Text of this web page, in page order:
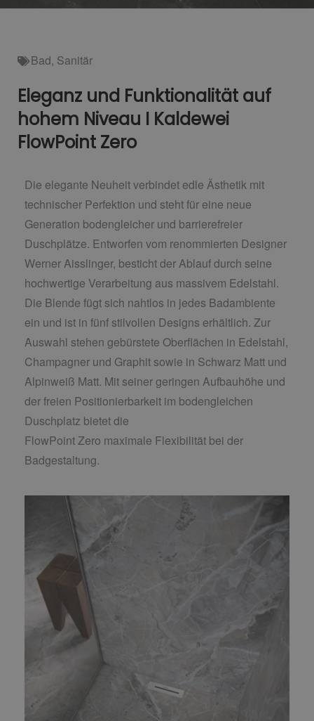
Bad, Sanitär
Eleganz und Funktionalität auf
hohem Niveau I Kaldewei
FlowPoint Zero
Die elegante Neuheit verbindet edle Ästhetik mit
technischer Perfektion und steht für eine neue
Generation bodengleicher und barrierefreier
Duschplätze. Entworfen vom renommierten Designer
Werner Aisslinger, besticht der Ablauf durch seine
hochwertige Verarbeitung aus massivem Edelstahl.
Die Blende fügt sich nahtlos in jedes Badambiente
ein und ist in fünf stilvollen Designs erhältlich. Zur
Auswahl stehen gebürstete Oberflächen in Edelstahl,
Champagner und Graphit sowie in Schwarz Matt und
Alpinweiß Matt. Mit seiner geringen Aufbauhöhe und
der freien Positionierbarkeit im bodengleichen
Duschplatz bietet die
FlowPoint Zero maximale Flexibilität bei der
Badgestaltung.